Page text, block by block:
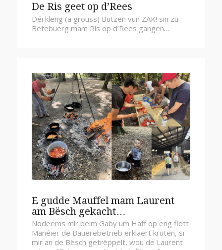
De Ris geet op d’Rees
Déi kleng (a grouss) Butzen vun ZAK! sin zu
Betebuerg mam Ris op d’Rees gangen…
E gudde Mauffel mam Laurent
am Bësch gekacht…
Nodeems mir beim Gaby um Haff op eng flott
Manéier de Bauerebetrieb erkläert kruten, si
mir an de Bësch getrëppelt, wou de Laurent